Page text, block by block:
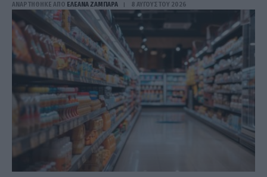
ΑΝΑΡΤΗΘΗΚΕ ΑΠΟ ΕΛΕΑΝΑ ΖΑΜΠΑΡΑ 8 ΑΥΓΟΎΣΤΟΥ 2026